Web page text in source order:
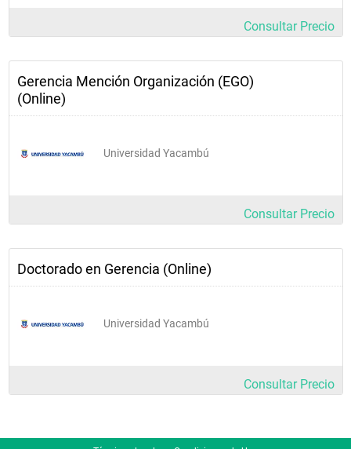
Consultar Precio
Gerencia Mención Organización (EGO)
(Online)
Universidad Yacambú
Consultar Precio
Doctorado en Gerencia (Online)
Universidad Yacambú
Consultar Precio